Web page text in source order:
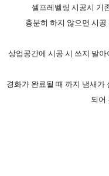
셀프레벨링 시공시 기
충분히 하지 않으면 시
상업공간에 시공 시 쓰지 말
경화가 완료될 때 까지 냄새가
되어